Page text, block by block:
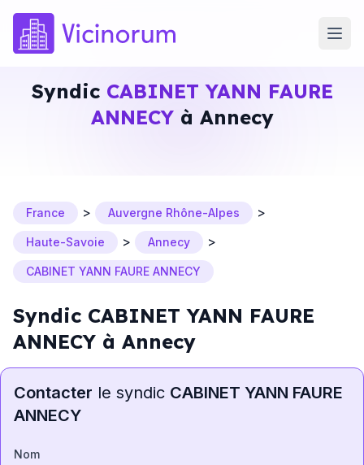
Syndic CABINET YANN FAURE
ANNECYà Annecy
France > Auvergne Rhône-Alpes >
Haute-Savoie > Annecy >
CABINET YANN FAURE ANNECY
Syndic CABINET YANN FAURE
ANNECY à Annecy
Contacter le syndic CABINET YANN FAURE
ANNECY
Nom